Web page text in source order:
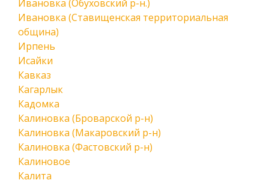
Ивановка (Обуховский р-н.)
Ивановка (Ставищенская территориальная
община)
Ирпень
Исайки
Кавказ
Кагарлык
Кадомка
Калиновка (Броварской р-н)
Калиновка (Макаровский р-н)
Калиновка (Фастовский р-н)
Калиновое
Калита